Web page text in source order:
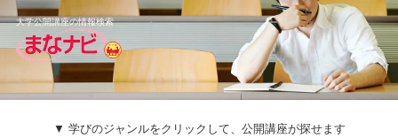
大学公開講座の情報検索
▼ 学びのジャンルをクリックして、公開講座が探せます